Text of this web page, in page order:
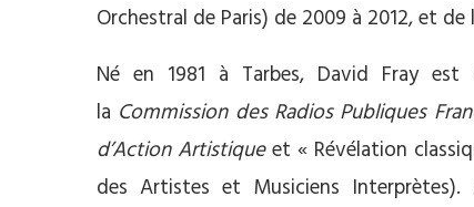
Orchestral de Paris) de 2009 à 2012, et de
Né en 1981 à Tarbes, David Fray
la Commission des Radios Publiques
d’Action Artistiqueet « Révélation
des Artistes et Musiciens